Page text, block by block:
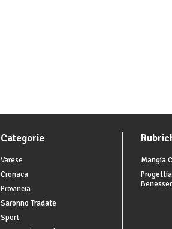
Categorie
Varese
Cronaca
Provincia
Saronno Tradate
Sport
Mangia